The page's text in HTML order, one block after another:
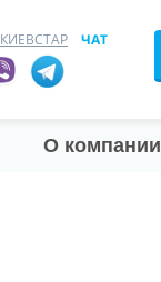
КИЕВСТАР ЧАТ
О компании